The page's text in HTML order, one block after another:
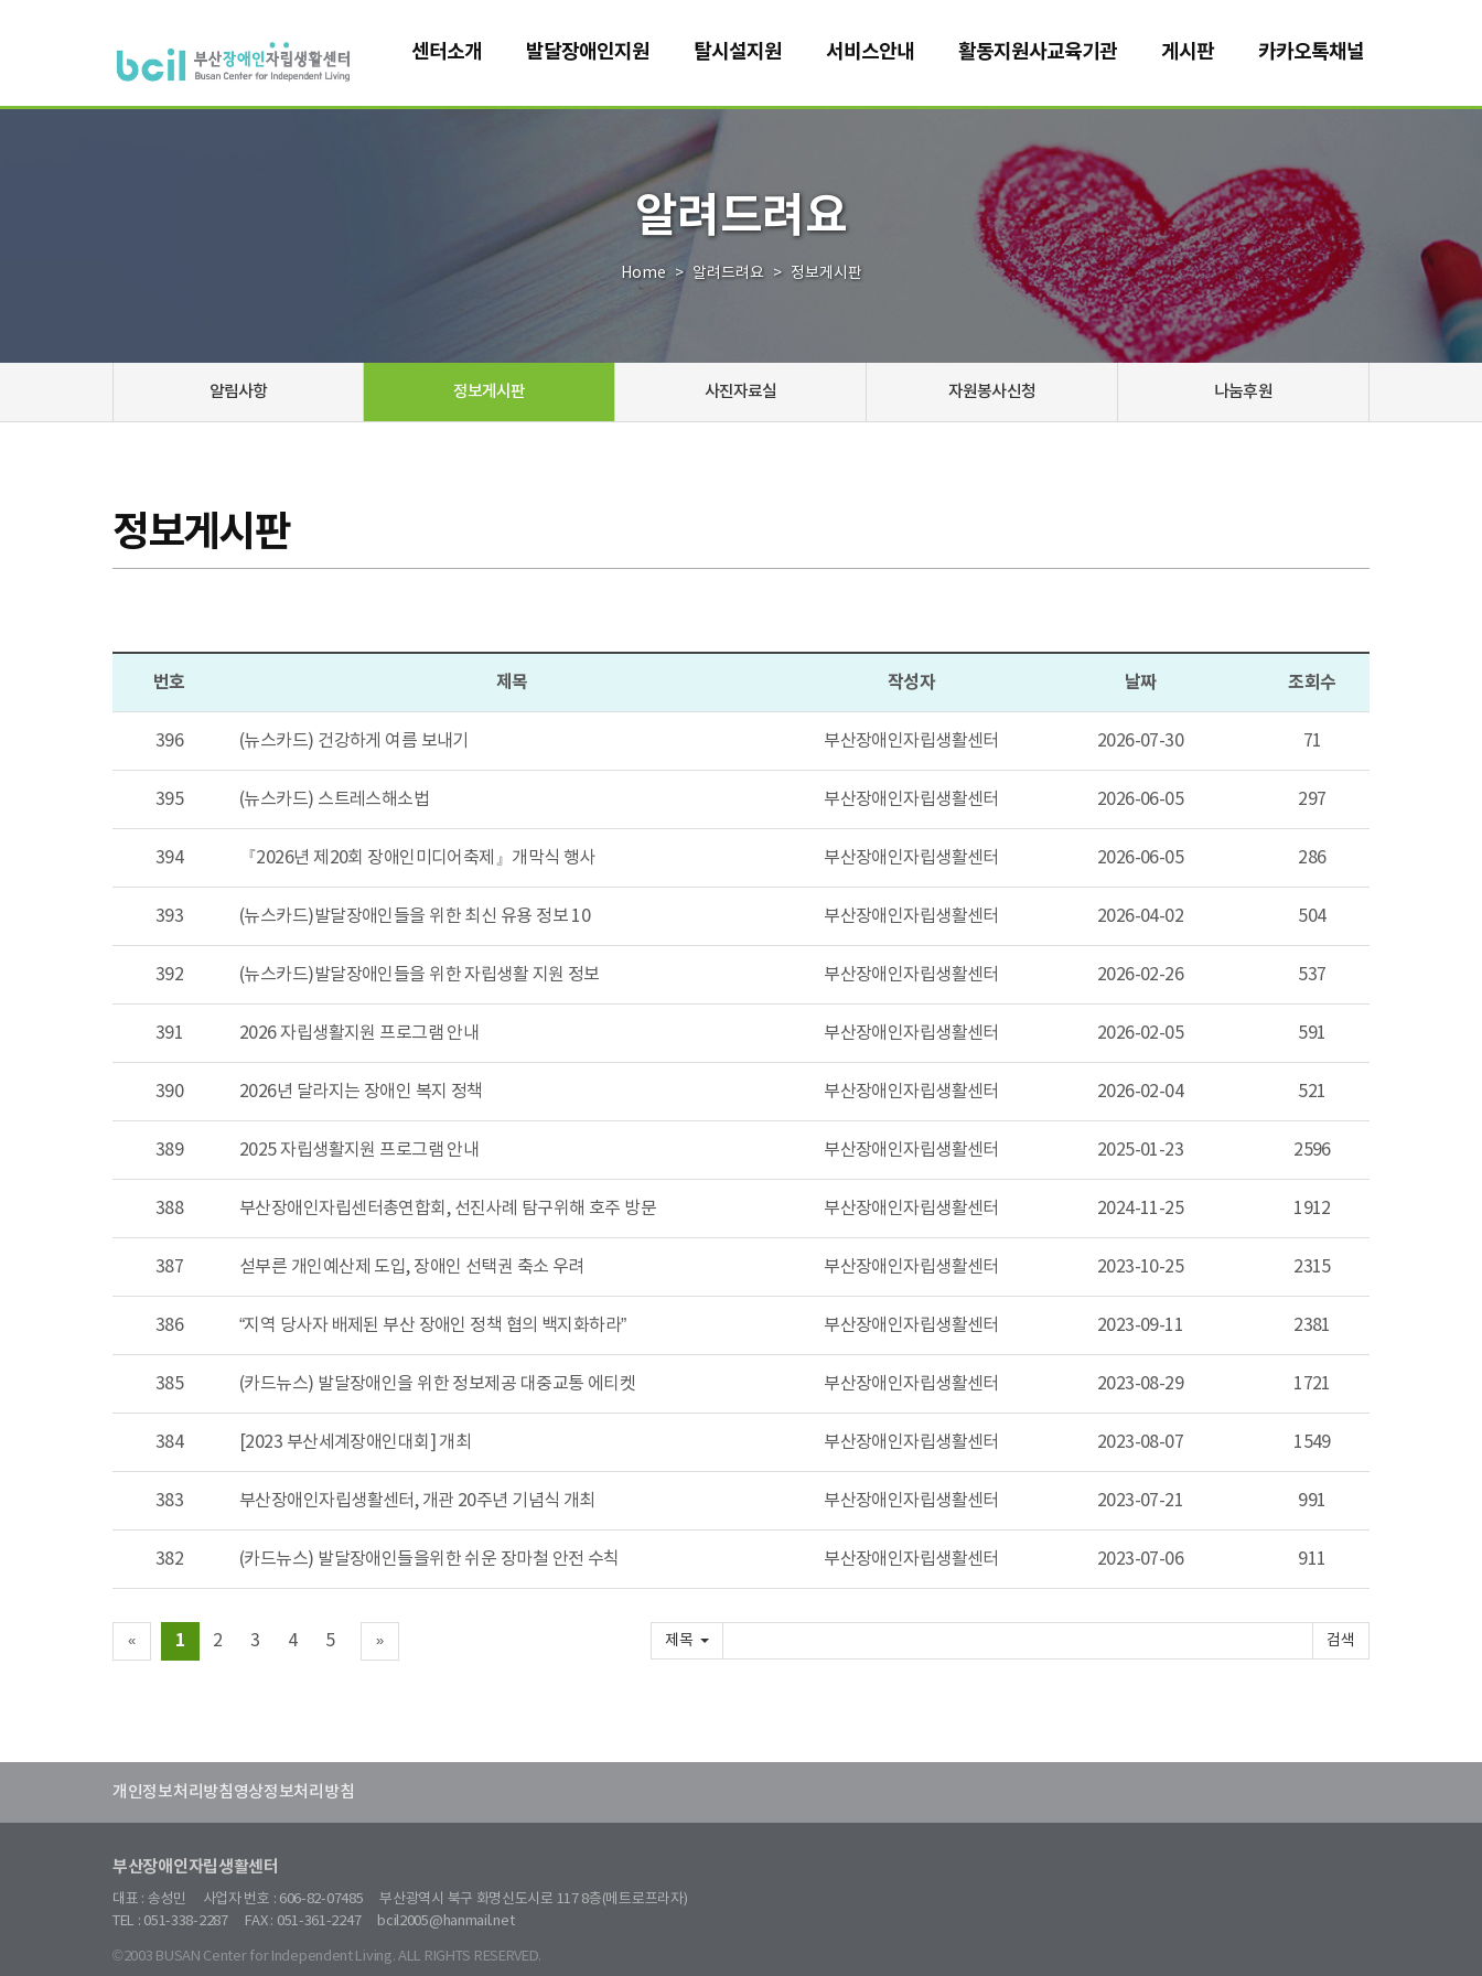
센터소개 발달장애인지원 탈시설지원 서비스안내 활동지원사교육기관 게시판 카카오톡채널
알려드려요
Home 알려드려요 정보게시판
알림사항 정보게시판 사진자료실 자원봉사신청 나눔후원
정보게시판
번호 제목 작성자 날짜 조회수
396 (뉴스카드) 건강하게 여름 보내기 부산장애인자립생활센터 2026-07-30 71
395 (뉴스카드) 스트레스해소법 부산장애인자립생활센터 2026-06-05 297
394 『2026년 제20회 장애인미디어축제』개막식 행사 부산장애인자립생활센터 2026-06-05 286
393 (뉴스카드)발달장애인들을 위한 최신 유용 정보 10 부산장애인자립생활센터 2026-04-02 504
392 (뉴스카드)발달장애인들을 위한 자립생활 지원 정보 부산장애인자립생활센터 2026-02-26 537
391 2026 자립생활지원 프로그램 안내 부산장애인자립생활센터 2026-02-05 591
390 2026년 달라지는 장애인 복지 정책 부산장애인자립생활센터 2026-02-04 521
389 2025 자립생활지원 프로그램 안내 부산장애인자립생활센터 2025-01-23 2596
388 부산장애인자립센터총연합회, 선진사례 탐구위해 호주 방문 부산장애인자립생활센터 2024-11-25 1912
387 섣부른 개인예산제 도입, 장애인 선택권 축소 우려 부산장애인자립생활센터 2023-10-25 2315
386 “지역 당사자 배제된 부산 장애인 정책 협의 백지화하라” 부산장애인자립생활센터 2023-09-11 2381
385 (카드뉴스) 발달장애인을 위한 정보제공 대중교통 에티켓 부산장애인자립생활센터 2023-08-29 1721
384 [2023 부산세계장애인대회] 개최 부산장애인자립생활센터 2023-08-07 1549
383 부산장애인자립생활센터, 개관 20주년 기념식 개최 부산장애인자립생활센터 2023-07-21 991
382 (카드뉴스) 발달장애인들을위한 쉬운 장마철 안전 수칙 부산장애인자립생활센터 2023-07-06 911
« 1 2 3 4 5 » 제목
개인정보처리방침영상정보처리방침
부산장애인자립생활센터
대표 : 송성민 사업자 번호 : 606-82-07485
부산광역시 북구 화명신도시로 117 8층(메트로프라자)
TEL : 051-338-2287
FAX : 051-361-2247 bcil2005@hanmail.net
©2003 BUSAN Center for Independent Living. ALL RIGHTS RESERVED.